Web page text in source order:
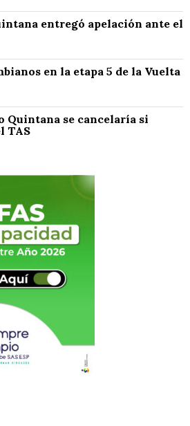
entregó apelación ante el
en la etapa 5 de la Vuelta
Quintana se cancelaría si
TAS